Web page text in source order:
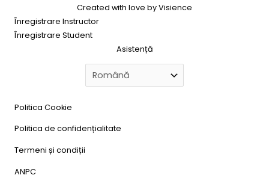
Created with love byVisience
Înregistrare Instructor
Înregistrare Student
Asistență
Politica Cookie
Politica de confidențialitate
Termeni și condiții
ANPC